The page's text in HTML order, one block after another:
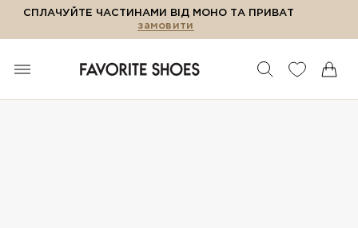
СПЛАЧУЙТЕ ЧАСТИНАМИ ВІД МОНО ТА ПРИВАТ
замовити